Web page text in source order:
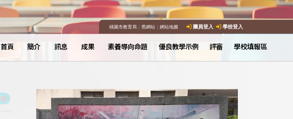
桃園市教育局｜ 舊網站｜ 網站地圖 團員登入 學校登入
首頁 簡介 訊息 成果 素養導向命題 優良教學示例 評審 學校填報區